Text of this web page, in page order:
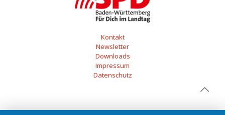
Kontakt
Newsletter
Downloads
Impressum
Datenschutz